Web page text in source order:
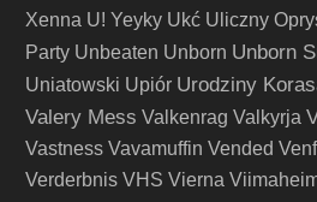
Xenna U! Yeyky Ukć Uliczny
Party Unbeaten Unborn Unborn
Uniatowski Upiór Urodziny
Valery Mess Valkenrag Valkyrja
Vastness Vavamuffin Vended
Verderbnis VHS Vierna